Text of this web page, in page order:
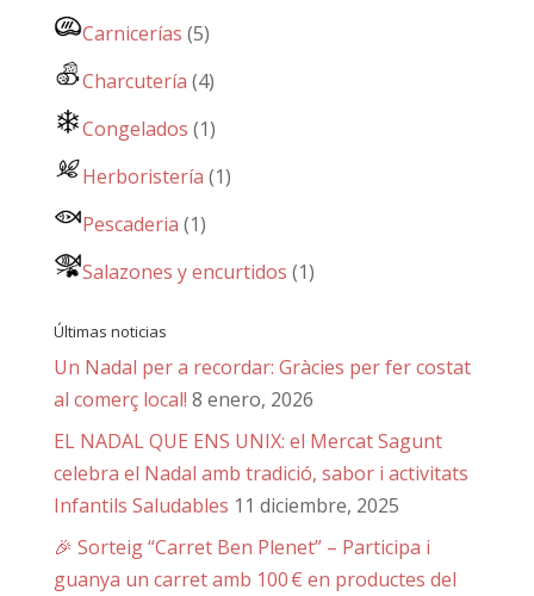
Carnicerías (5)
Charcutería (4)
Congelados (1)
Herboristería (1)
Pescaderia (1)
Salazones y encurtidos (1)
Últimas noticias
Un Nadal per a recordar: Gràcies per fer costat
al comerç local! 8 enero, 2026
EL NADAL QUE ENS UNIX: el Mercat Sagunt
celebra el Nadal amb tradició, sabor i activitats
Infantils Saludables 11 diciembre, 2025
🎉 Sorteig “Carret Ben Plenet” – Participa i
guanya un carret amb 100 € en productes del